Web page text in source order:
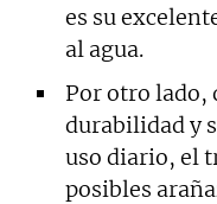
es su
al agua.
Por otro lado,
durabilidad y
uso diario, el
posibles